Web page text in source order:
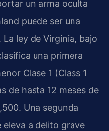
un arma oculta
puede ser una
ley de Virginia, bajo
una primera
Clase 1 (Class 1
de hasta 12 meses de
Una segunda
eleva a delito grave